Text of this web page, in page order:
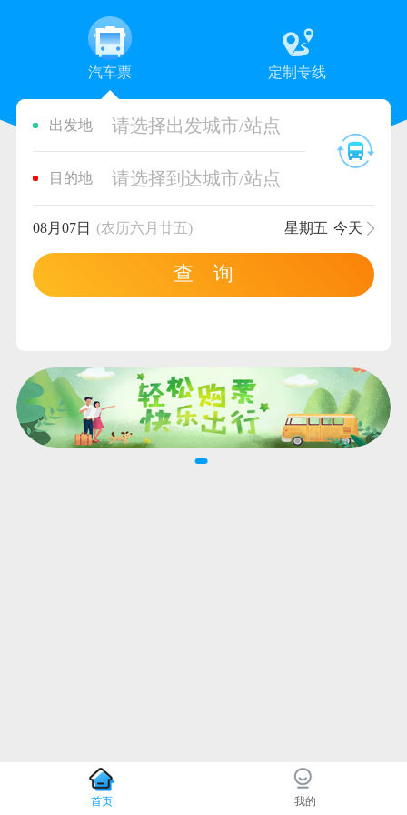
汽车票 定制专线
出发地 请选择出发城市/站点
目的地 请选择到达城市/站点
08月07日 (农历六月廿五) 星期五 今天
查 询
首页 我的